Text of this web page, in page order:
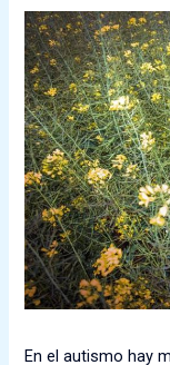
En el autismo hay